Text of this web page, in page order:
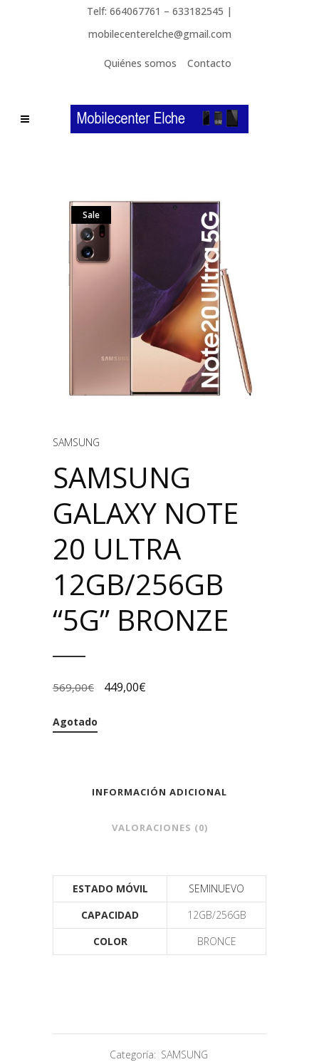
Telf: 664067761 – 633182545 |
mobilecenterelche@gmail.com
Quiénes somos Contacto
Sale
SAMSUNG
SAMSUNG
GALAXY NOTE
20 ULTRA
12GB/256GB
“5G” BRONZE
569,00€ 449,00€
Agotado
INFORMACIÓN ADICIONAL
VALORACIONES (0)
ESTADO MÓVIL
SEMINUEVO
CAPACIDAD
12GB/256GB
COLOR
BRONCE
Categoría: SAMSUNG